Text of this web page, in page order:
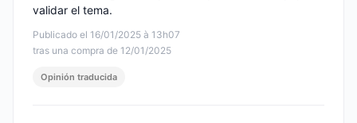
Publicado el 16/01/2025 à 13h07
tras una compra de 12/01/2025
validar el tema.
Opinión traducida